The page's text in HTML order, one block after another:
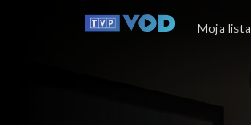
Klan
Moja lista